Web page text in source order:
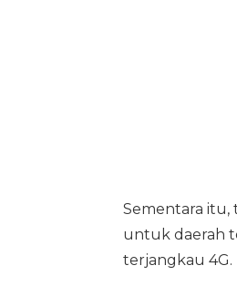
Sementara itu,
untuk daerah
terjangkau 4G.